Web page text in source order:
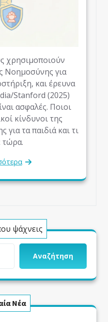
χρησιμοποιούν
Νοημοσύνης για
και έρευνα
Stanford (2025)
ασφαλές. Ποιοι
κίνδυνοι της
τα παιδιά και τι
τώρα.
ψάχνεις
Αναζήτηση
Νέα